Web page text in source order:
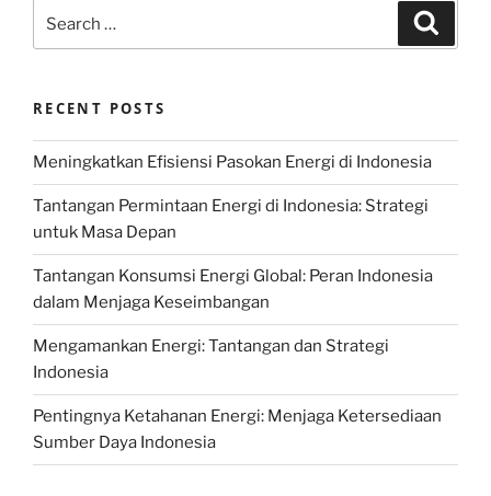
for:
RECENT POSTS
Meningkatkan Efisiensi Pasokan Energi di Indonesia
Tantangan Permintaan Energi di Indonesia: Strategi
untuk Masa Depan
Tantangan Konsumsi Energi Global: Peran Indonesia
dalam Menjaga Keseimbangan
Mengamankan Energi: Tantangan dan Strategi
Indonesia
Pentingnya Ketahanan Energi: Menjaga Ketersediaan
Sumber Daya Indonesia